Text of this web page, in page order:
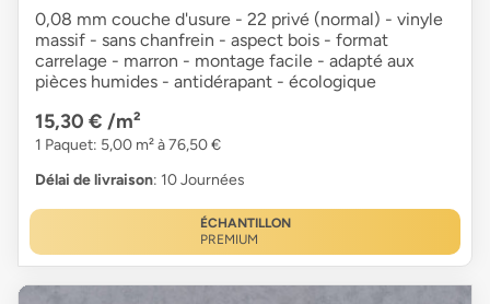
0,08 mm couche d'usure - 22 privé (normal) - vinyle
massif - sans chanfrein - aspect bois - format
carrelage - marron - montage facile - adapté aux
pièces humides - antidérapant - écologique
15,30 € /m²
1 Paquet: 5,00 m² à 76,50 €
Délai de livraison: 10 Journées
ÉCHANTILLON
PREMIUM